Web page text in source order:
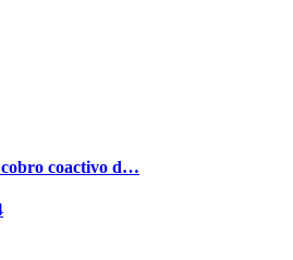
cobro coactivo d…